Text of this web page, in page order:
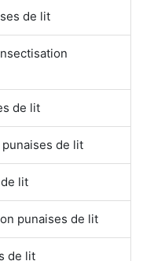
de lit
de lit
de lit
lit
punaises de lit
de lit